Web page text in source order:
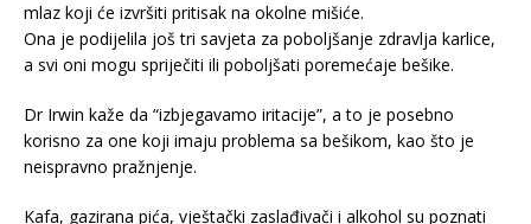
mlaz koji će izvršiti pritisak na okolne mišiće.
Ona je podijelila još tri savjeta za poboljšanje zdravlja karlice,
a svi oni mogu spriječiti ili poboljšati poremećaje bešike.
Dr Irwin kaže da “izbjegavamo iritacije”, a to je posebno
korisno za one koji imaju problema sa bešikom, kao što je
neispravno pražnjenje.
Kafa, gazirana pića, vještački zaslađivači i alkohol su poznati